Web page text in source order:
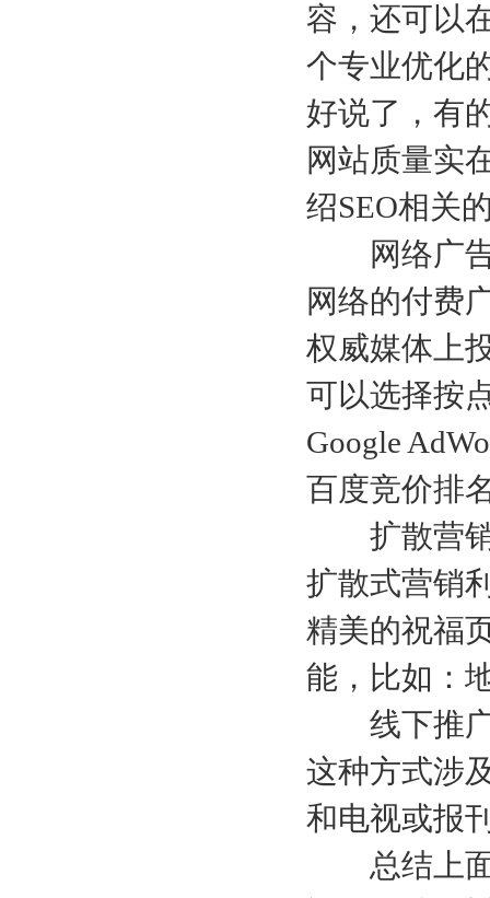
容，还可以
个专业优化
好说了，有
网站质量实
绍SEO相关
网络广
网络的付费
权威媒体上
可以选择按
Google
百度竞价排
扩散营
扩散式营销
精美的祝福
能，比如：
线下推
这种方式涉
和电视或报
总结上面